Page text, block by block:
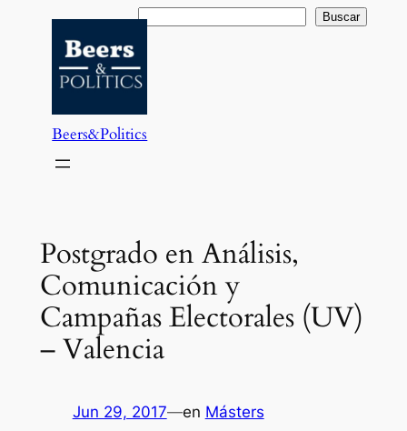
contenido
Buscar Buscar
Beers&Politics
Postgrado en Análisis,
Comunicación y
Campañas Electorales (UV)
– Valencia
Jun 29, 2017—en Másters